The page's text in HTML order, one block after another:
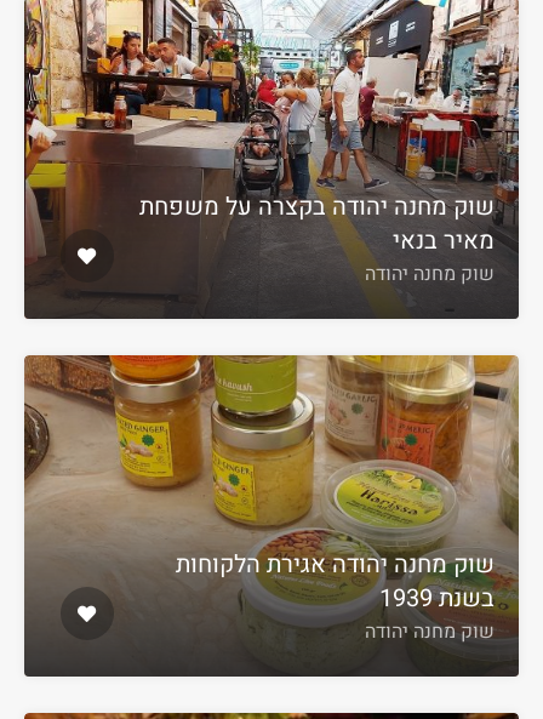
שוק מחנה יהודה בקצרה על משפחת
מאיר בנאי
שוק מחנה יהודה
שוק מחנה יהודה אגירת הלקוחות
בשנת 1939
שוק מחנה יהודה